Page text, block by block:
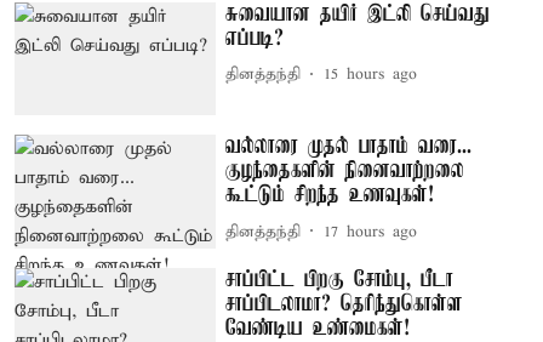
சுவையான தயிர் இட்லி செய்வது
எப்படி?
தினத்தந்தி 15 hours ago
வல்லாரை முதல் பாதாம் வரை...
குழந்தைகளின் நினைவாற்றலை
கூட்டும் சிறந்த உணவுகள்!
தினத்தந்தி 17 hours ago
சாப்பிட்ட பிறகு சோம்பு, பீடா
சாப்பிடலாமா? தெரிந்துகொள்ள
வேண்டிய உண்மைகள்!